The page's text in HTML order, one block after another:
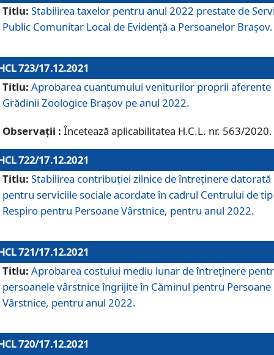
Titlu: Stabilirea taxelor pentru anul 2022 prestate de
Public Comunitar Local de Evidență a Persoanelor Braşov.
723/17.12.2021
Titlu: Aprobarea cuantumului veniturilor proprii aferente
Grădinii Zoologice Braşov pe anul 2022.
Observații : Încetează aplicabilitatea H.C.L. nr. 563/2020.
722/17.12.2021
Titlu: Stabilirea contribuţiei zilnice de întreținere datorată
pentru serviciile sociale acordate în cadrul Centrului de tip
Respiro pentru Persoane Vârstnice, pentru anul 2022.
721/17.12.2021
Titlu: Aprobarea costului mediu lunar de întreţinere
persoanele vârstnice îngrijite în Căminul pentru Persoane
Vârstnice, pentru anul 2022.
720/17.12.2021